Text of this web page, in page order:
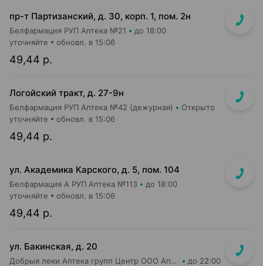
пр-т Партизанский, д. 30, корп. 1, пом. 2н
Белфармация РУП Аптека №21 до 18:00
49,44 р.
уточняйте обновл. в 15:06
Логойский тракт, д. 27-9н
Белфармация РУП Аптека №42 (дежурная) Открыто
49,44 р.
уточняйте обновл. в 15:06
ул. Академика Карского, д. 5, пом. 104
Белфармация А РУП Аптека №113 до 18:00
49,44 р.
уточняйте обновл. в 15:06
ул. Бакинская, д. 20
Добрыя леки Аптека групп Центр ООО Аптека №84 до 22:00